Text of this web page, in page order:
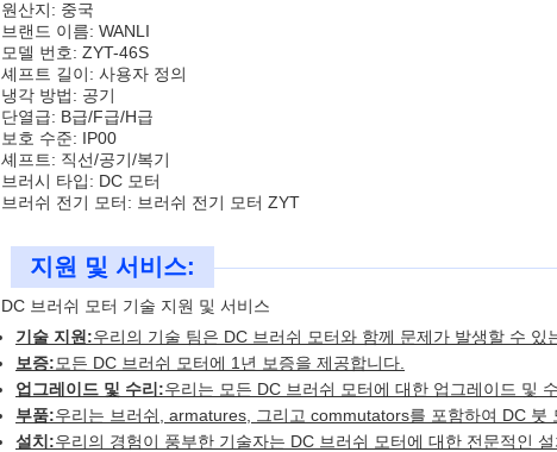
원산지: 중국
브랜드 이름: WANLI
모델 번호: ZYT-46S
셰프트 길이: 사용자 정의
냉각 방법: 공기
단열급: B급/F급/H급
보호 수준: IP00
셰프트: 직선/공기/복기
브러시 타입: DC 모터
브러쉬 전기 모터: 브러쉬 전기 모터 ZYT
지원 및 서비스:
DC 브러쉬 모터 기술 지원 및 서비스
기술 지원:우리의 기술 팀은 DC 브러쉬 모터와 함께 문제가 발생할 수
보증:모든 DC 브러쉬 모터에 1년 보증을 제공합니다.
업그레이드 및 수리:우리는 모든 DC 브러쉬 모터에 대한 업그레이드 및
부품:우리는 브러쉬, armatures, 그리고 commutators를 포함하여 DC 붓
설치:우리의 경험이 풍부한 기술자는 DC 브러쉬 모터에 대한 전문적인